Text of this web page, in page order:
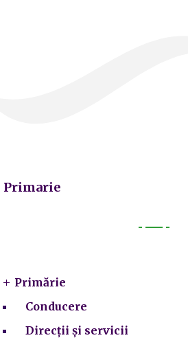
Primarie
Primărie
Conducere
Direcții și servicii